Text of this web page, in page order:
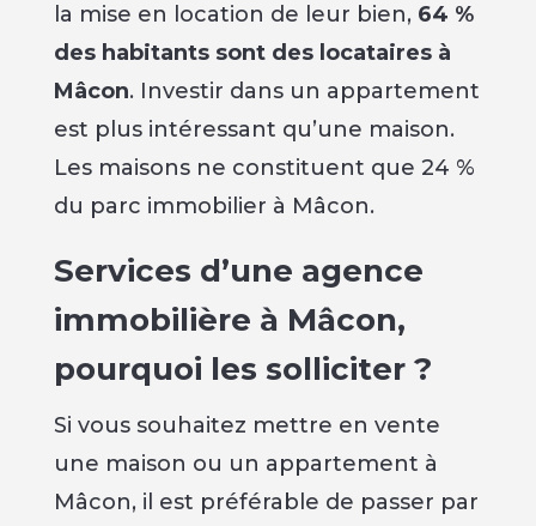
la mise en location de leur bien, 64 %
des habitants sont des locataires à
Mâcon. Investir dans un appartement
est plus intéressant qu’une maison.
Les maisons ne constituent que 24 %
du parc immobilier à Mâcon.
Services d’une agence
immobilière à Mâcon,
pourquoi les solliciter ?
Si vous souhaitez mettre en vente
une maison ou un appartement à
Mâcon, il est préférable de passer par